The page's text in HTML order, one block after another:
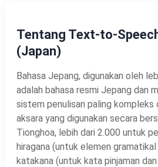
Tentang Text-to-
(Japan)
Bahasa Jepang, digunakan oleh
adalah bahasa resmi Jepang dan
sistem penulisan paling kompleks
aksara yang digunakan secara
Tionghoa, lebih dari 2.000 untuk
hiragana (untuk elemen
katakana (untuk kata pinjaman